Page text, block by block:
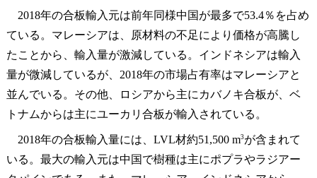
2018年の合板輸入元は前年同様中国が最多で53.4％を占め
ている。マレーシアは、原材料の不足により価格が高騰し
たことから、輸入量が激減している。インドネシアは輸入
量が微減しているが、2018年の市場占有率はマレーシアと
並んでいる。その他、ロシアから主にカバノキ合板が、ベ
トナムからは主にユーカリ合板が輸入されている。
2018年の合板輸入量には、LVL材約51,500 m3 が含まれて
いる。最大の輸入元は中国で樹種は主にポプラやラジアー